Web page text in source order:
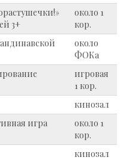
3+
около 1
кор.
около
ФОКа
игровая
1 кор.
кинозал
игра
около 1
кор.
кинозал